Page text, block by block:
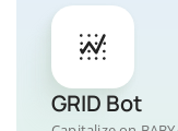
GRID Bot